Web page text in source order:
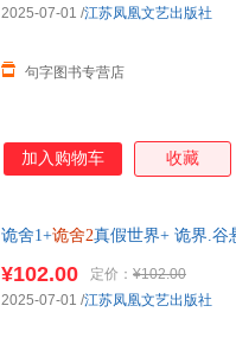
句字图书专营店
2025-07-01 /江苏凤凰文艺出版社
加入购物车 收藏
诡舍1+诡舍2真假世界+ 诡界.谷
¥102.00 定价： ¥102.00
2025-07-01 /江苏凤凰文艺出版社